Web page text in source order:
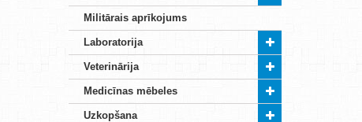
Militārais aprīkojums
Laboratorija
Veterinārija
Medicīnas mēbeles
Uzkopšana